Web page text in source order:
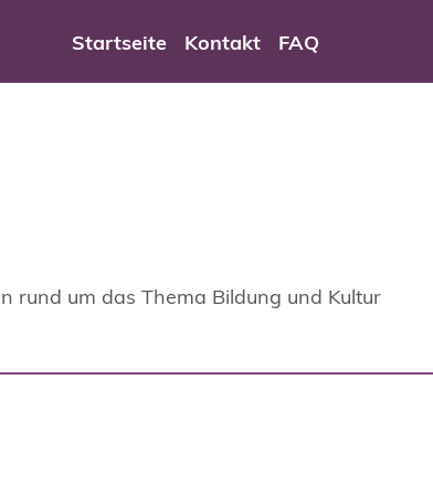
Wuppertal
Startseite Kontakt FAQ
rund um das Thema Bildung und Kultur